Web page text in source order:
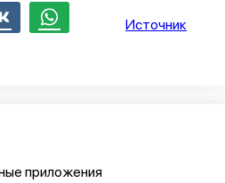
Источник
приложения